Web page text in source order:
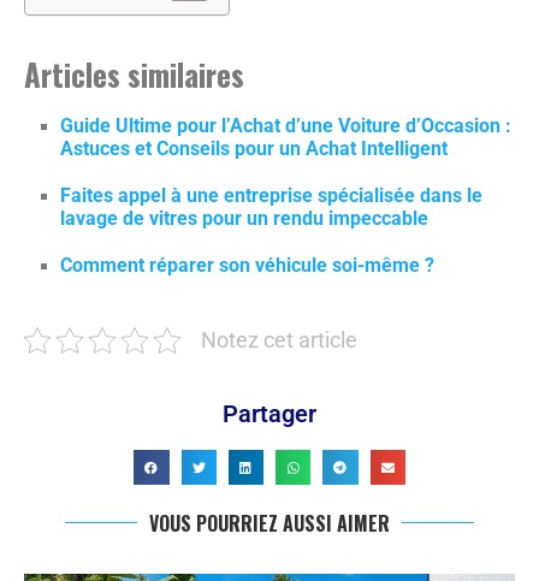
Articles similaires
Guide Ultime pour l’Achat d’une Voiture d’Occasion :
Astuces et Conseils pour un Achat Intelligent
Faites appel à une entreprise spécialisée dans le
lavage de vitres pour un rendu impeccable
Comment réparer son véhicule soi-même ?
Notez cet article
Partager
VOUS POURRIEZ AUSSI AIMER